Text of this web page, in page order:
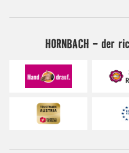
HORNBACH - der